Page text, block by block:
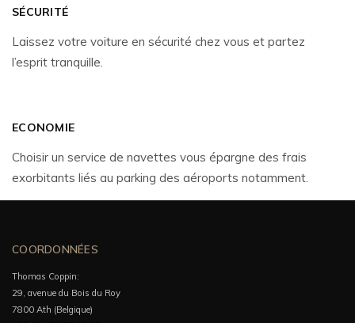
SÉCURITÉ
Laissez votre voiture en sécurité chez vous et partez
l’esprit tranquille.
ECONOMIE
Choisir un service de navettes vous épargne des frais
exorbitants liés au parking des aéroports notamment.
COORDONNÉES
Thomas Coppin:
29, avenue du Bois du Roy
7800 Ath (Belgique)